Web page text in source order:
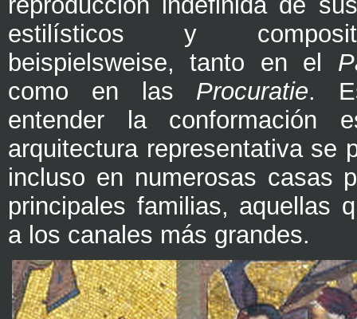
estilísticos y
beispielsweise, tanto en el
como en las Procuratie.
entender la conformación
arquitectura representativa se
incluso en numerosas casas
principales familias, aquellas
a los canales más grandes.